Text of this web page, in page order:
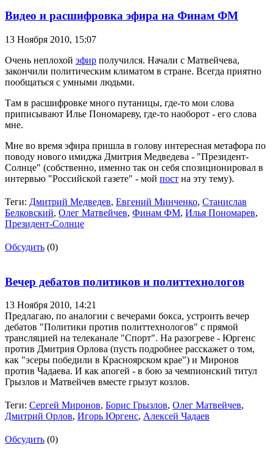
Видео и расшифровка эфира на Финам ФМ
13 Ноября 2010, 15:07
Очень неплохой эфир получился. Начали с Матвейчева,
закончили политическим климатом в стране. Всегда приятно
пообщаться с умными людьми.
Там в расшифровке много путаницы, где-то мои слова
приписывают Илье Пономареву, где-то наоборот - его слова
мне.
Мне во время эфира пришла в голову интересная метафора по
поводу нового имиджа Дмитрия Медведева - "Президент-
Солнце" (собственно, именно так он себя спозиционировал в
интервью "Российской газете" - мой пост на эту тему).
Теги: Дмитрий Медведев, Евгений Минченко, Станислав
Белковский, Олег Матвейчев, Финам ФМ, Илья Пономарев,
Президент-Солнце
Обсудить (0)
Вечер дебатов политиков и политтехнологов
13 Ноября 2010, 14:21
Предлагаю, по аналогии с вечерами бокса, устроить вечер
дебатов "Политики против политтехнологов" с прямой
трансляцией на телеканале "Спорт". На разогреве - Юргенс
против Дмитрия Орлова (пусть подробнее расскажет о том,
как "эсеры победили в Красноярском крае") и Миронов
против Чадаева. И как апогей - в бою за чемпионский титул
Грызлов и Матвейчев вместе грызут козлов.
Теги: Сергей Миронов, Борис Грызлов, Олег Матвейчев,
Дмитрий Орлов, Игорь Юргенс, Алексей Чадаев
Обсудить (0)